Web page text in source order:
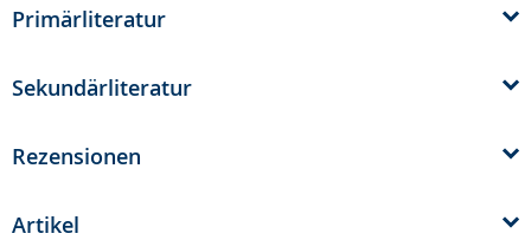
Primärliteratur
Sekundärliteratur
Rezensionen
Artikel